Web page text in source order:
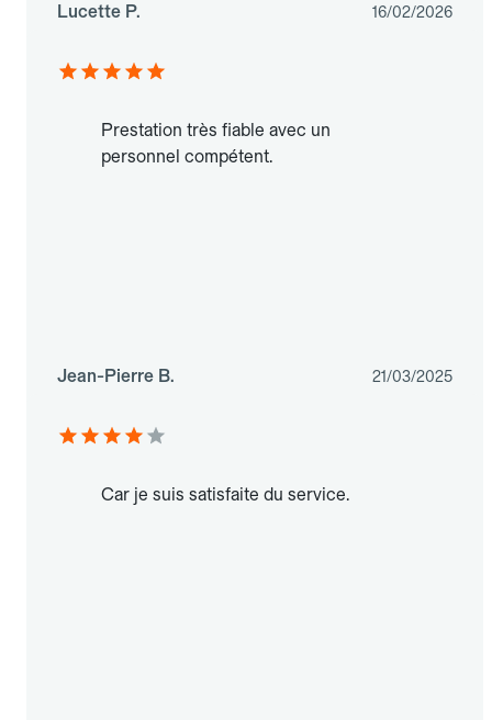
Lucette P. 16/02/2026
Prestation très fiable avec un
personnel compétent.
Jean-Pierre B. 21/03/2025
Car je suis satisfaite du service.